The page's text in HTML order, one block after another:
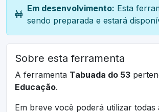
🚧
Em desenvolvimento: Esta
sendo preparada e estará
Sobre esta ferramenta
A ferramenta Tabuada do 53
Educação.
Em breve você poderá utilizar todas